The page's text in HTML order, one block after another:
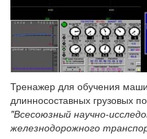
Тренажер для обучения
длинносоставных грузовых
"Всесоюзный научно-
железнодорожного